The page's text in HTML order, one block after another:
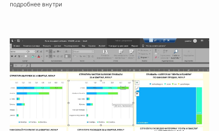
подробнее внутри